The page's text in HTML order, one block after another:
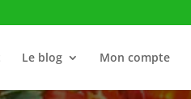
Le blog Mon compte